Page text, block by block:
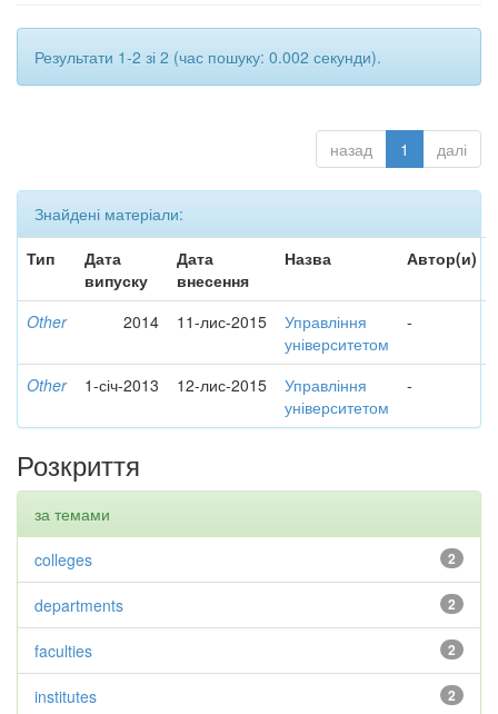
Результати 1-2 зі 2 (час пошуку: 0.002 секунди).
назад 1 далі
Знайдені матеріали:
Тип
Дата
випуску
Дата
внесення
Назва Автор(и)
Other 2014 11-лис-2015
Управління
університетом
-
Other 1-січ-2013 12-лис-2015
Управління
університетом
-
Розкриття
за темами
2
colleges
2
departments
2
faculties
2
institutes